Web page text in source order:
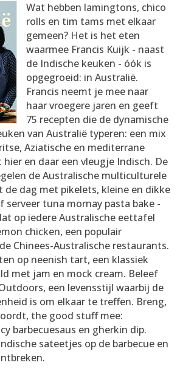
AANMELDEN
RECEPTEN
Wat hebben lamingtons, chico
rolls en tim tams met elkaar
gemeen? Het is het eten
waarmee Francis Kuijk - naast
de Indische keuken - óók is
opgegroeid: in Australië.
Francis neemt je mee naar
haar vroegere jaren en geeft
75 recepten die de dynamische
van Australië typeren: een mix
Aziatische en mediterrane
en daar een vleugje Indisch. De
de Australische multiculturele
de dag met pikelets, kleine en dikke
serveer tuna mornay pasta bake -
op iedere Australische eettafel
chicken, een populair
Chinees-Australische restaurants.
op neenish tart, een klassiek
met jam en mock cream. Beleef
een levensstijl waarbij de
is om elkaar te treffen. Breng,
the good stuff mee:
barbecuesaus en gherkin dip.
sateetjes op de barbecue en